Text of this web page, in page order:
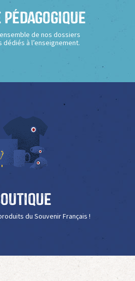
Pédagogique
de nos dossiers
dédiés à l’enseignement.
du Souvenir Français !